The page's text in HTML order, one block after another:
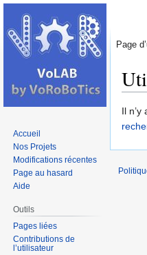
Aller
à
Aller
à
Il
Page
Accueil
Nos Projets
Modifications récentes
Page au hasard
Aide
Outils
Pages liées
Contributions de
l’utilisateur